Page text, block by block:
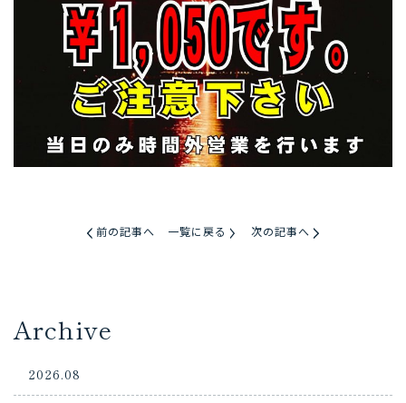
前の記事へ 一覧に戻る 次の記事へ
Archive
2026.08